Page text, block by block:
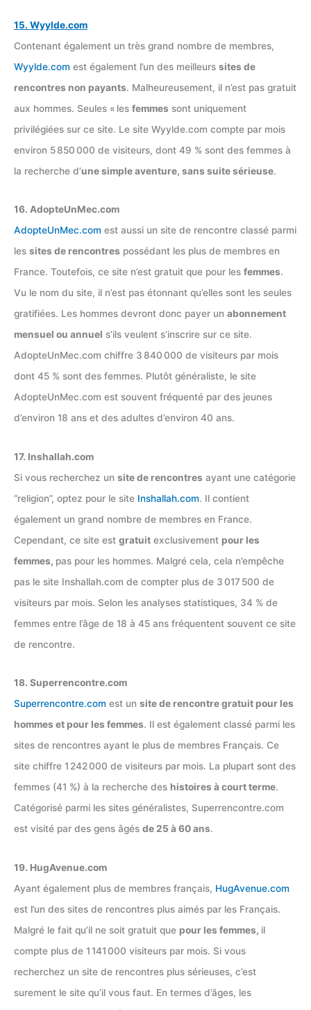
15. Wyylde.com
Contenant également un très grand nombre de membres,
Wyylde.com est également l’un des meilleurs sites de
rencontres non payants. Malheureusement, il n’est pas gratuit
aux hommes. Seules « les femmes sont uniquement
privilégiées sur ce site. Le site Wyylde.com compte par mois
environ 5 850 000 de visiteurs, dont 49 % sont des femmes à
la recherche d’une simple aventure, sans suite sérieuse.
16. AdopteUnMec.com
AdopteUnMec.com est aussi un site de rencontre classé parmi
les sites de rencontres possédant les plus de membres en
France. Toutefois, ce site n’est gratuit que pour les femmes.
Vu le nom du site, il n’est pas étonnant qu’elles sont les seules
gratifiées. Les hommes devront donc payer un abonnement
mensuel ou annuel s’ils veulent s’inscrire sur ce site.
AdopteUnMec.com chiffre 3 840 000 de visiteurs par mois
dont 45 % sont des femmes. Plutôt généraliste, le site
AdopteUnMec.com est souvent fréquenté par des jeunes
d’environ 18 ans et des adultes d’environ 40 ans.
17. Inshallah.com
Si vous recherchez un site de rencontres ayant une catégorie
“religion”, optez pour le site Inshallah.com. Il contient
également un grand nombre de membres en France.
Cependant, ce site est gratuit exclusivement pour les
femmes, pas pour les hommes. Malgré cela, cela n’empêche
pas le site Inshallah.com de compter plus de 3 017 500 de
visiteurs par mois. Selon les analyses statistiques, 34 % de
femmes entre l’âge de 18 à 45 ans fréquentent souvent ce site
de rencontre.
18. Superrencontre.com
Superrencontre.com est un site de rencontre gratuit pour les
hommes et pour les femmes. Il est également classé parmi les
sites de rencontres ayant le plus de membres Français. Ce
site chiffre 1 242 000 de visiteurs par mois. La plupart sont des
femmes (41 %) à la recherche des histoires à court terme.
Catégorisé parmi les sites généralistes, Superrencontre.com
est visité par des gens âgés de 25 à 60 ans.
19. HugAvenue.com
Ayant également plus de membres français, HugAvenue.com
est l’un des sites de rencontres plus aimés par les Français.
Malgré le fait qu’il ne soit gratuit que pour les femmes, il
compte plus de 1 141 000 visiteurs par mois. Si vous
recherchez un site de rencontres plus sérieuses, c’est
surement le site qu’il vous faut. En termes d’âges, les